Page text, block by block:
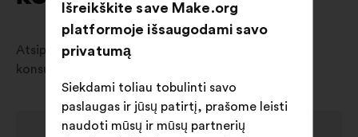
Atsiprašome, šiuo metu jūsų šalyje nėra jokių
konsultacijų.
Išreikškite save Make.org
platformoje išsaugodami savo
privatumą
Siekdami toliau tobulinti savo
paslaugas ir jūsų patirtį, prašome leisti
naudoti mūsų ir mūsų partnerių